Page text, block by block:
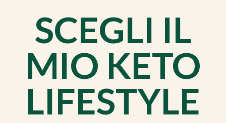
SCEGLI IL
MIO KETO
LIFESTYLE